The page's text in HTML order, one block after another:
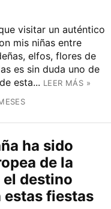
visitar un auténtico
mis niñas entre
elfos, flores de
es sin duda uno de
esta... LEER MÁS »
ha sido
de la
el destino
estas fiestas